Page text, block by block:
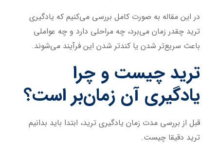
در این مقاله به صورت کامل بررسی می‌کنیم که یادگیری
ترید چقدر زمان می‌برد، چه مراحلی دارد و چه عواملی
باعث سریع‌تر شدن یا کندتر شدن این فرآیند می‌شوند.
ترید چیست و چرا
یادگیری آن زمان‌بر است؟
قبل از بررسی مدت زمان یادگیری ترید، ابتدا باید بدانیم
ترید دقیقا چیست.